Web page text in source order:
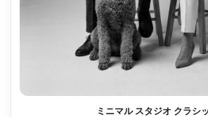
ミニマル スタジオ クラシ